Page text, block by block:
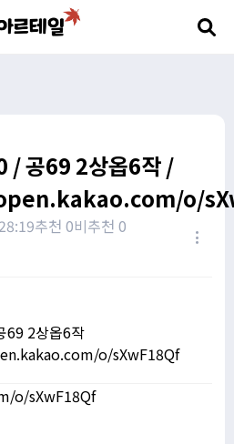
/ 공69 2상옵6작 /
o/
추천 0비추천 0
69 2상옵6작
o/sXwF18Qf
o/sXwF18Qf